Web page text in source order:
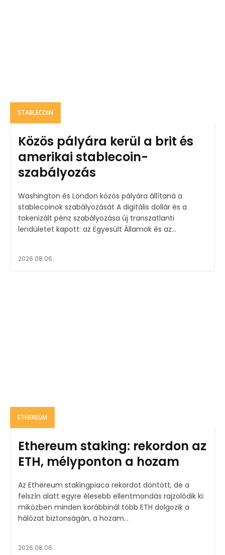
STABLECOIN
Közös pályára kerül a brit és
amerikai stablecoin-
szabályozás
Washington és London közös pályára állítaná a
stablecoinok szabályozását A digitális dollár és a
tokenizált pénz szabályozása új transzatlanti
lendületet kapott: az Egyesült Államok és az...
2026.08.06.
ETHEREUM
Ethereum staking: rekordon az
ETH, mélyponton a hozam
Az Ethereum stakingpiaca rekordot döntött, de a
felszín alatt egyre élesebb ellentmondás rajzolódik ki:
miközben minden korábbinál több ETH dolgozik a
hálózat biztonságán, a hozam...
2026.08.06.